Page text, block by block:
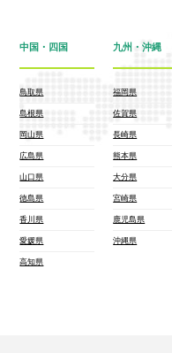
中国・四国
鳥取県
島根県
岡山県
広島県
山口県
徳島県
香川県
愛媛県
高知県
九州・沖縄
福岡県
佐賀県
長崎県
熊本県
大分県
宮崎県
鹿児島県
沖縄県